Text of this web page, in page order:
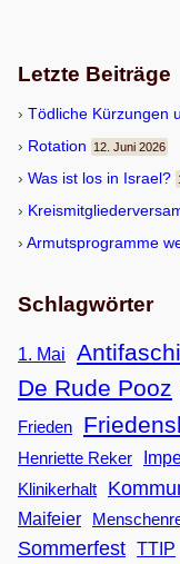
Letzte Beiträge
Töd­li­che Kür­zun­gen
Rota­tion 12. Juni 2026
Was ist los in Israel?
Armuts­pro­gramme
Schlagwörter
1. Mai
De Rude Pooz
Frieden
Henriette Reker
Klinikerhalt
Maifeier
Sommerfest TTIP